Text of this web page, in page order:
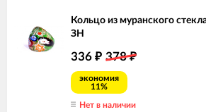
Кольцо из муранского
ЗН
336 ₽ 378₽
экономия
11%
Нет в наличии